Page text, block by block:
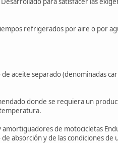
refrigerados por aire o por
aceite separado (denominadas
donde se requiera un
de motocicletas
absorción y de las condiciones de